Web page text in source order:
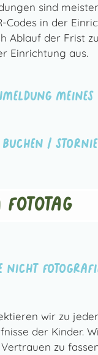
sind
Codes in der
Ablauf der Frist
Einrichtung aus.
meines
buchen /
Fototag
nicht
wir zu
der Kinder.
zu